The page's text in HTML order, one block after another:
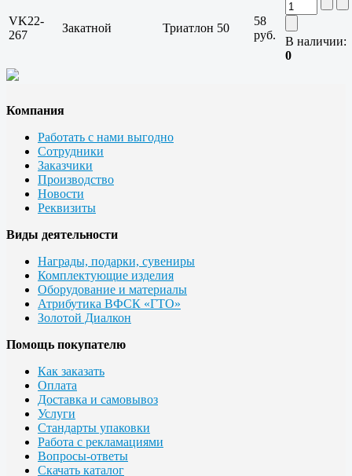
VK22-
267
Закатной Триатлон 50
58
руб.
В наличии:
0
Компания
Работать с нами выгодно
Сотрудники
Заказчики
Производство
Новости
Реквизиты
Виды деятельности
Награды, подарки, сувениры
Комплектующие изделия
Оборудование и материалы
Атрибутика ВФСК «ГТО»
Золотой Диалкон
Помощь покупателю
Как заказать
Оплата
Доставка и самовывоз
Услуги
Стандарты упаковки
Работа с рекламациями
Вопросы-ответы
Скачать каталог